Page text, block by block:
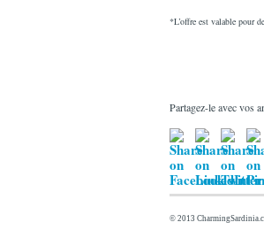
*L’offre est valable pour
Partagez-le avec vos
© 2013